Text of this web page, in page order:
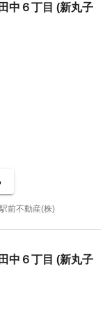
中６丁目 (新丸子
前不動産(株)
中６丁目 (新丸子